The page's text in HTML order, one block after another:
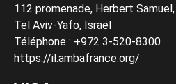
112 promenade, Herbert Samuel,
Tel Aviv-Yafo, Israël
Téléphone : +972 3-520-8300
https://il.ambafrance.org/